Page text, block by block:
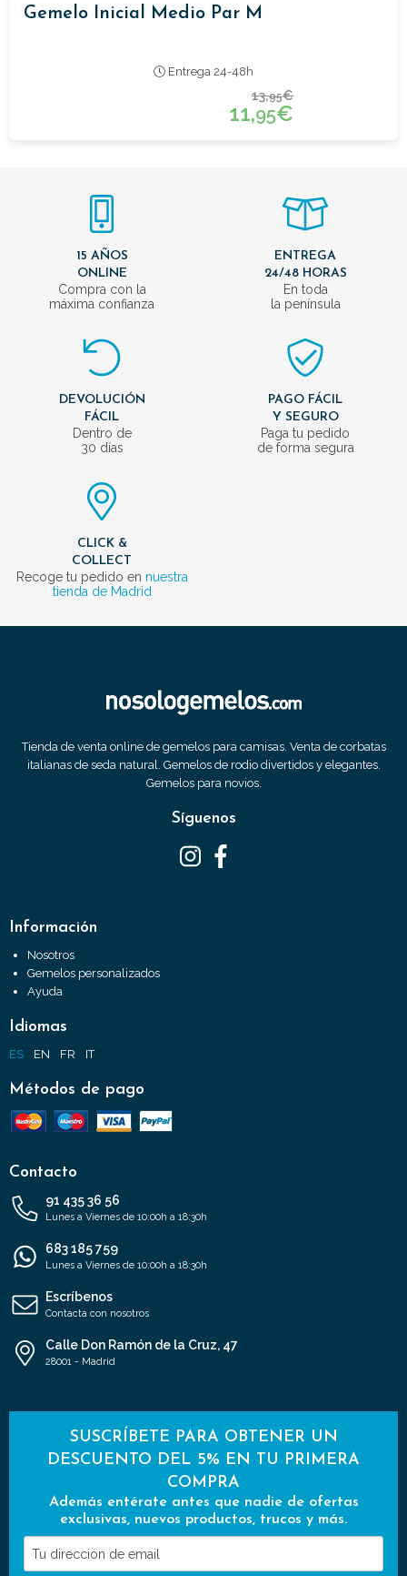
Gemelo Inicial Medio Par M
Entrega 24-48h
13,95€
11,95€
15 AÑOS
ONLINE
Compra con la
máxima confianza
ENTREGA
24/48 HORAS
En toda
la península
DEVOLUCIÓN
FÁCIL
Dentro de
30 días
PAGO FÁCIL
Y SEGURO
Paga tu pedido
de forma segura
CLICK &
COLLECT
Recoge tu pedido en nuestra
tienda de Madrid
Tienda de venta online de gemelos para camisas. Venta de corbatas
italianas de seda natural. Gemelos de rodio divertidos y elegantes.
Gemelos para novios.
Síguenos
Información
Nosotros
Gemelos personalizados
Ayuda
Idiomas
ES EN FR IT
Métodos de pago
Contacto
91 435 36 56
Lunes a Viernes de 10:00h a 18:30h
683 185 759
Lunes a Viernes de 10:00h a 18:30h
Escríbenos
Contacta con nosotros
Calle Don Ramón de la Cruz, 47
28001 - Madrid
SUSCRÍBETE PARA OBTENER UN
DESCUENTO DEL 5% EN TU PRIMERA
COMPRA
Además entérate antes que nadie de ofertas
exclusivas, nuevos productos, trucos y más.
Tu
dirección